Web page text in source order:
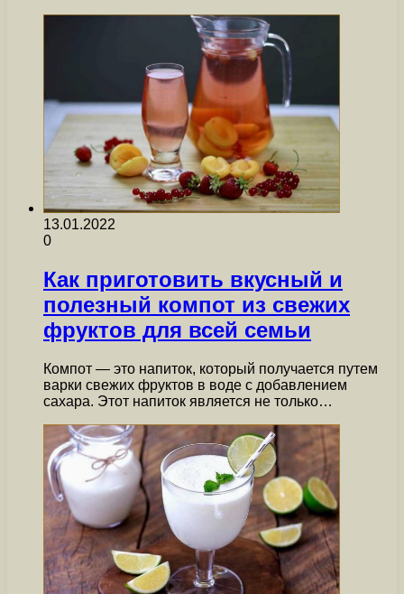
13.01.2022
0
Как приготовить вкусный и
полезный компот из свежих
фруктов для всей семьи
Компот — это напиток, который получается путем
варки свежих фруктов в воде с добавлением
сахара. Этот напиток является не только…